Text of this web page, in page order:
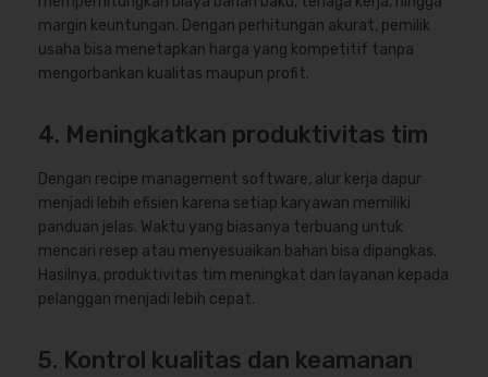
margin keuntungan. Dengan perhitungan akurat, pemilik
usaha bisa menetapkan harga yang kompetitif tanpa
mengorbankan kualitas maupun profit.
4. Meningkatkan produktivitas tim
Dengan recipe management software, alur kerja dapur
menjadi lebih efisien karena setiap karyawan memiliki
panduan jelas. Waktu yang biasanya terbuang untuk
mencari resep atau menyesuaikan bahan bisa dipangkas.
Hasilnya, produktivitas tim meningkat dan layanan kepada
pelanggan menjadi lebih cepat.
5. Kontrol kualitas dan keamanan